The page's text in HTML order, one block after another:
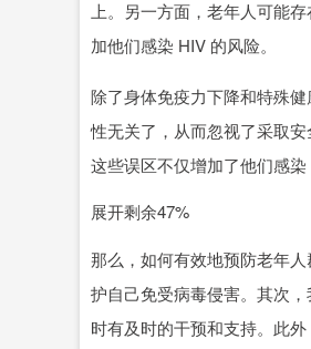
上。另一方面，老年人可能
加他们感染 HIV 的风险。
除了身体免疫力下降和特殊
性无关了，从而忽视了采取
这些误区不仅增加了他们感染
展开剩余47%
那么，如何有效地预防老年
护自己免受病毒侵害。其次
时有及时的干预和支持。此